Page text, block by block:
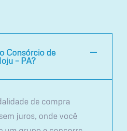
Consórcio de
– PA?
de compra
juros, onde você